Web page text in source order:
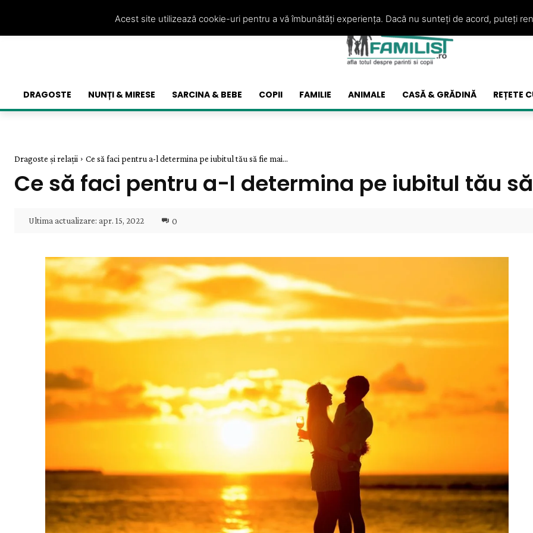
DRAGOSTE NUNȚI & MIRESE SARCINA & BEBE COPII FAMILIE ANIMALE CASĂ & GRĂDINĂ REȚETE
Dragoste și relații Ce să faci pentru a-l determina pe iubitul tău să fie mai...
Ce să faci pentru a-l determina pe iubitul tău
Ultima actualizare: apr. 15, 2022 0
Acest site utilizează cookie-uri pentru a vă îmbunătăți experiența. Dacă nu sunteți de acord, puteți